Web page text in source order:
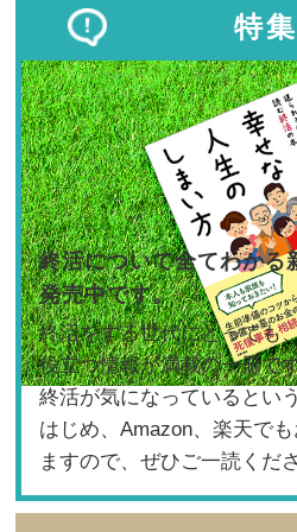
特集
終活について全てわかる
発売中です。
終活をする世代にとっても
役立つ情報が満載の一冊で
終活が気になっているとい
はじめ、Amazon、楽天で
ますので、ぜひご一読くだ